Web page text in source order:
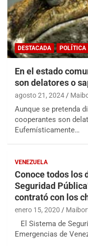
DESTACADA POLÍTICA
En el estado
son delatores o
agosto 21, 2024
Aunque se pretenda
cooperantes son
Eufemísticamente…
VENEZUELA
Conoce todos los
Seguridad
contrató con los
enero 15, 2020
El Sistema de
Emergencias de